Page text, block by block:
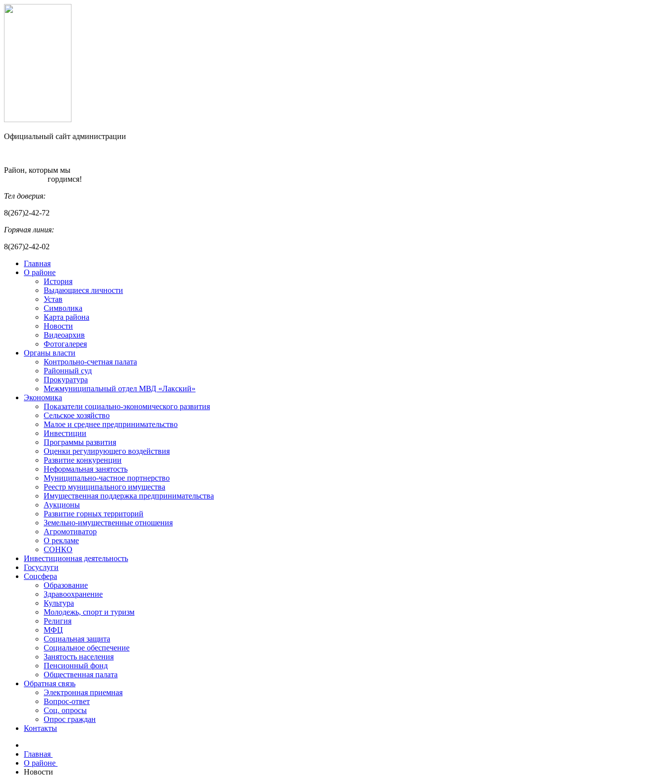
Официальный сайт администрации
Район, которым мы
гордимся!
Тел доверия:
8(267)2-42-72
Горячая линия:
8(267)2-42-02
Главная
О районе
История
Выдающиеся личности
Устав
Символика
Карта района
Новости
Видеоархив
Фотогалерея
Органы власти
Контрольно-счетная палата
Районный суд
Прокуратура
Межмуниципальный отдел МВД «Лакский»
Экономика
Показатели социально-экономического развития
Сельское хозяйство
Малое и среднее предпринимательство
Инвестиции
Программы развития
Оценки регулирующего воздействия
Развитие конкуренции
Неформальная занятость
Муниципально-частное портнерство
Реестр муниципального имущества
Имущественная поддержка предпринимательства
Аукционы
Развитие горных территорий
Земельно-имущественные отношения
Агромотиватор
О рекламе
СОНКО
Инвестиционная деятельность
Госуслуги
Соцсфера
Образование
Здравоохранение
Культура
Молодежь, спорт и туризм
Религия
МФЦ
Социальная защита
Социальное обеспечение
Занятость населения
Пенсионный фонд
Общественная палата
Обратная связь
Электронная приемная
Вопрос-ответ
Соц. опросы
Опрос граждан
Контакты
Главная
О районе
Новости